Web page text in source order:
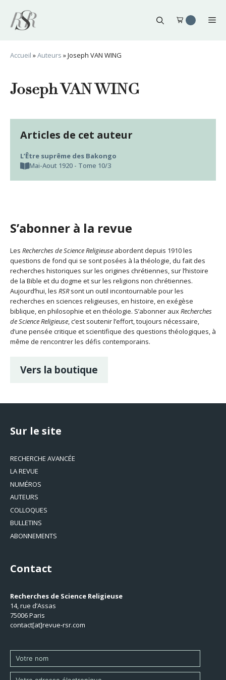
contenu
Accueil »Auteurs »Joseph VAN WING
Joseph VAN WING
Articles de cet auteur
L’Être suprême des Bakongo
Mai-Aout 1920 - Tome 10/3
S’abonner à la revue
Les Recherches de Science Religieuse abordent depuis 1910 les
questions de fond qui se sont posées à la théologie, du fait des
recherches historiques sur les origines chrétiennes, sur l’histoire
de la Bible et du dogme et sur les religions non chrétiennes.
Aujourd’hui, les RSRsont un outil incontournable pour les
recherches en sciences religieuses, en histoire, en exégèse
biblique, en philosophie et en théologie. S’abonner auxRecherches
de Science Religieuse, c’est soutenir l’effort, toujours nécessaire,
d’une pensée critique et scientifique des questions théologiques, à
même de rencontrer les défis contemporains.
Vers la boutique
Sur le site
RECHERCHE AVANCÉE
LA REVUE
NUMÉROS
AUTEURS
COLLOQUES
BULLETINS
ABONNEMENTS
Contact
Recherches de Science Religieuse
14, rue d’Assas
75006 Paris
contact[at]revue-rsr.com